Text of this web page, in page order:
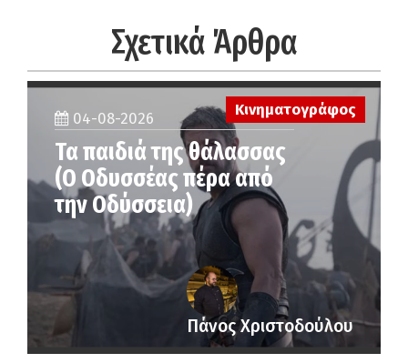
Σχετικά Άρθρα
Κινηματογράφος
04-08-2026
Τα παιδιά της θάλασσας
(Ο Οδυσσέας πέρα από
την Οδύσσεια)
Πάνος Χριστοδούλου